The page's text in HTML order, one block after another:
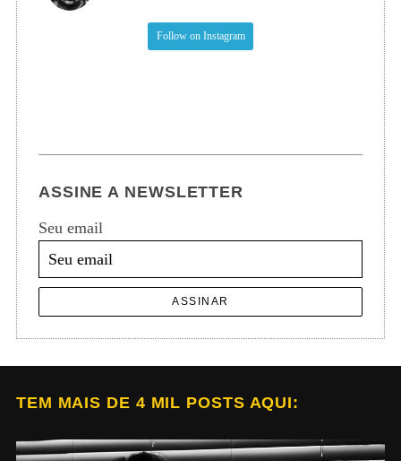
Follow on Instagram
ASSINE A NEWSLETTER
Seu email
ASSINAR
TEM MAIS DE 4 MIL POSTS AQUI: